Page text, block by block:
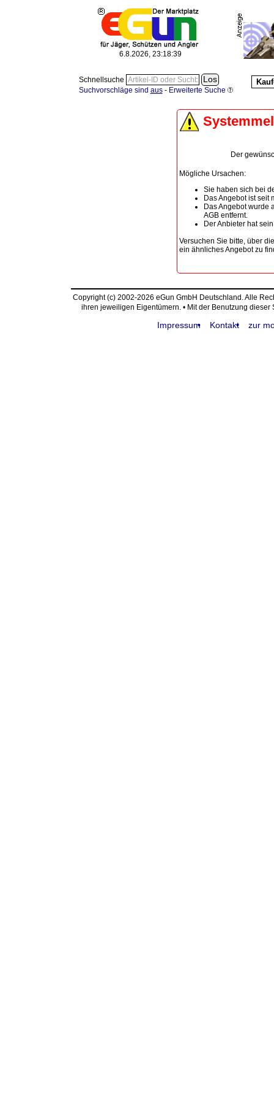
6.8.2026, 23:18:39
Schnellsuche
Suchvorschläge sind aus- Erweiterte Suche
Der
Mögliche Ursachen:
Sie haben sich bei
Das Angebot ist seit
Das Angebot wurde
AGB entfernt.
Der Anbieter hat
Versuchen Sie bitte, über
ein ähnliches Angebot zu
Copyright (c) 2002-2026 eGun GmbH Deutschland. Alle
ihren jeweiligen Eigentümern. • Mit der Benutzung
Impressum Kontakt zur